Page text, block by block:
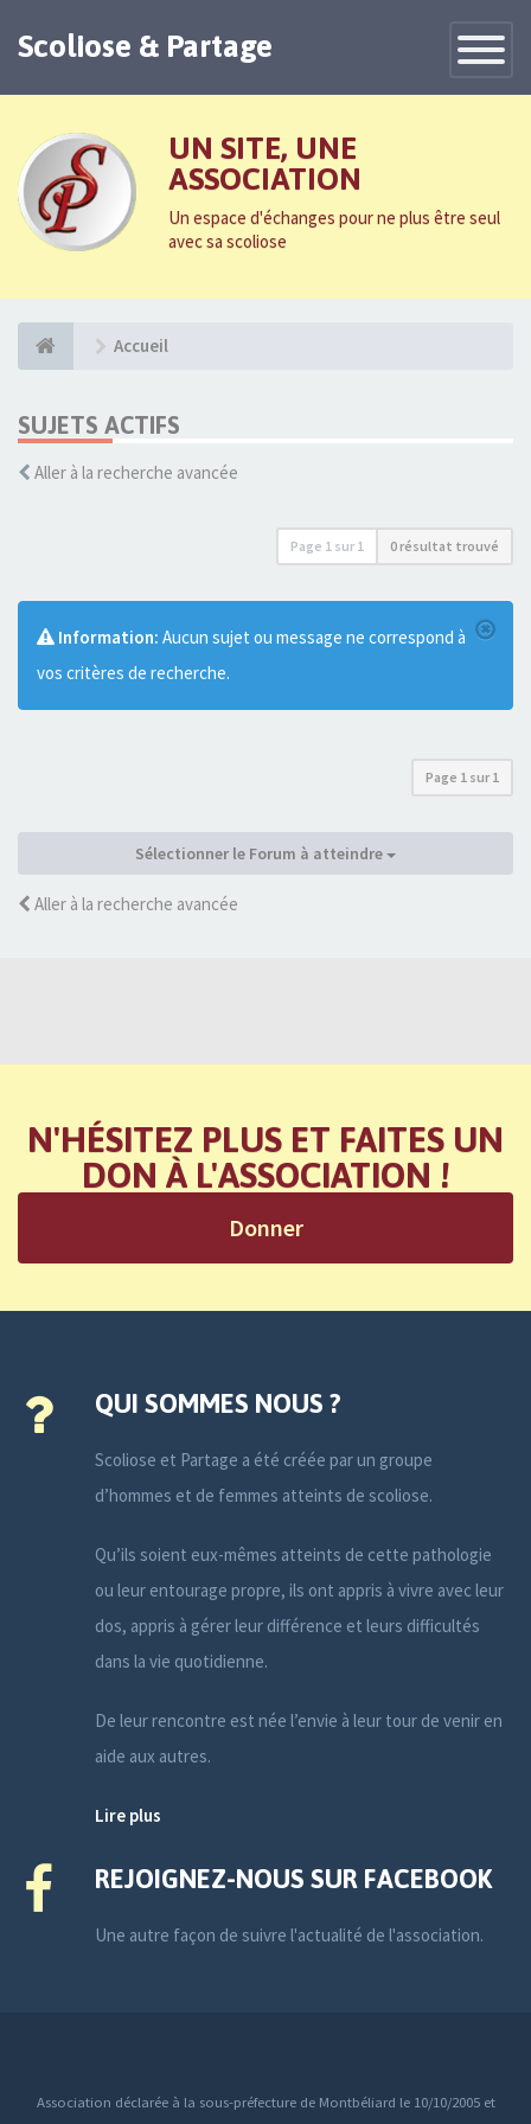
Toggle
Scoliose & Partage
UN SITE, UNE
ASSOCIATION
Un espace d'échanges pour ne plus être seul
avec sa scoliose
Accueil
SUJETS ACTIFS
Aller à la recherche avancée
Page 1 sur 1 0 résultat trouvé
Information: Aucun sujet ou message ne correspond à
vos critères de recherche.
Page 1 sur1
Sélectionner le Forum à atteindre
Aller à la recherche avancée
N'HÉSITEZ PLUS ET FAITES UN
DON À L'ASSOCIATION !
Donner
QUI SOMMES NOUS ?
Scoliose et Partage a été créée par un groupe
d’hommes et de femmes atteints de scoliose.
Qu’ils soient eux-mêmes atteints de cette pathologie
ou leur entourage propre, ils ont appris à vivre avec leur
dos, appris à gérer leur différence et leurs difficultés
dans la vie quotidienne.
De leur rencontre est née l’envie à leur tour de venir en
aide aux autres.
Lire plus
REJOIGNEZ-NOUS SUR FACEBOOK
Une autre façon de suivre l'actualité de l'association.
Association déclarée à la sous-préfecture de Montbéliard le 10/10/2005 et